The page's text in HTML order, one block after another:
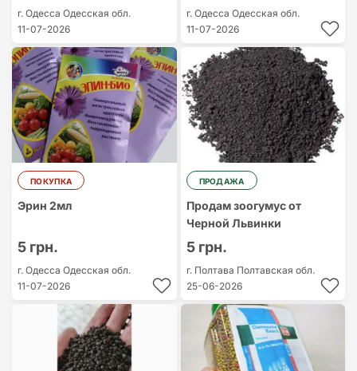
г. Одесса Одесская обл.
11-07-2026
г. Одесса Одесская обл.
11-07-2026
ПОКУПКА
Эрин 2мл
5 грн.
г. Одесса Одесская обл.
11-07-2026
ПРОДАЖА
Продам зоогумус от
Черной Львинки
5 грн.
г. Полтава Полтавская обл.
25-06-2026